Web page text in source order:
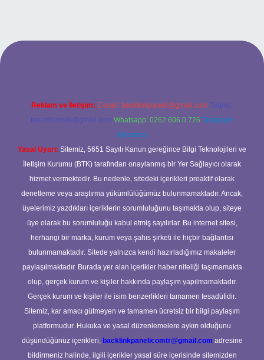
giriş
Reklam ve İletişim: E-mail: backlinkpaneli@gmail.com Teams:
forumhizmeti@gmail.com Whatsapp: 0262 606 0 726 Telegram:
@karabul
Yasal Uyarı: Sitemiz, 5651 Sayılı Kanun gereğince Bilgi Teknolojileri ve
İletişim Kurumu (BTK) tarafından onaylanmış bir Yer Sağlayıcı olarak
hizmet vermektedir. Bu nedenle, sitedeki içerikleri proaktif olarak
denetleme veya araştırma yükümlülüğümüz bulunmamaktadır. Ancak,
üyelerimiz yazdıkları içeriklerin sorumluluğunu taşımakta olup, siteye
üye olarak bu sorumluluğu kabul etmiş sayılırlar. Bu internet sitesi,
herhangi bir marka, kurum veya şahıs şirketi ile hiçbir bağlantısı
bulunmamaktadır. Sitede yalnızca kendi hazırladığımız makaleler
paylaşılmaktadır. Burada yer alan içerikler haber niteliği taşımamakta
olup, gerçek kurum ve kişiler hakkında paylaşım yapılmamaktadır.
Gerçek kurum ve kişiler ile isim benzerlikleri tamamen tesadüfidir.
Sitemiz, kar amacı gütmeyen ve tamamen ücretsiz bir bilgi paylaşım
platformudur. Hukuka ve yasal düzenlemelere aykırı olduğunu
düşündüğünüz içerikleri, backlinkpanelicomtr@gmail.com adresine
bildirmeniz halinde, ilgili içerikler yasal süre içerisinde sitemizden